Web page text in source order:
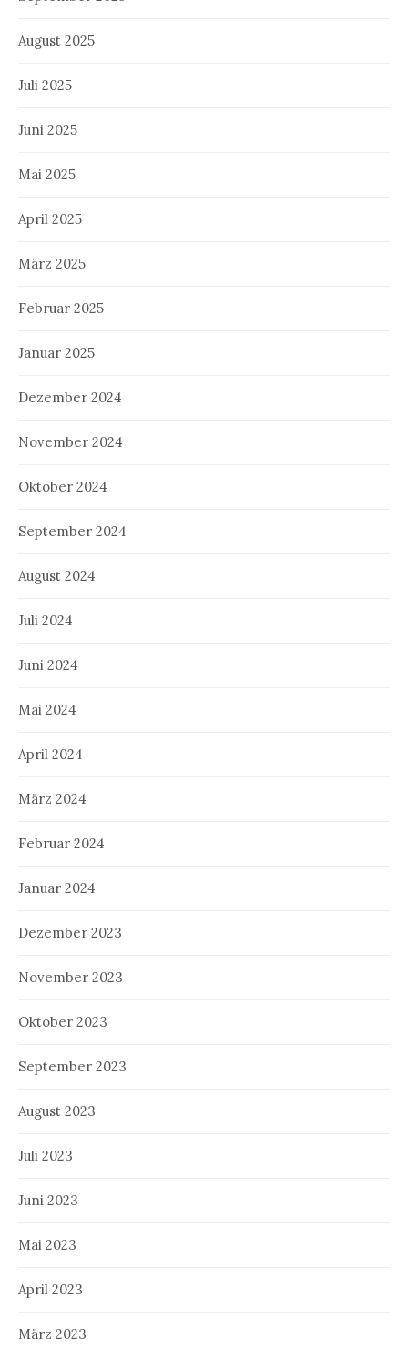
August 2025
Juli 2025
Juni 2025
Mai 2025
April 2025
März 2025
Februar 2025
Januar 2025
Dezember 2024
November 2024
Oktober 2024
September 2024
August 2024
Juli 2024
Juni 2024
Mai 2024
April 2024
März 2024
Februar 2024
Januar 2024
Dezember 2023
November 2023
Oktober 2023
September 2023
August 2023
Juli 2023
Juni 2023
Mai 2023
April 2023
März 2023